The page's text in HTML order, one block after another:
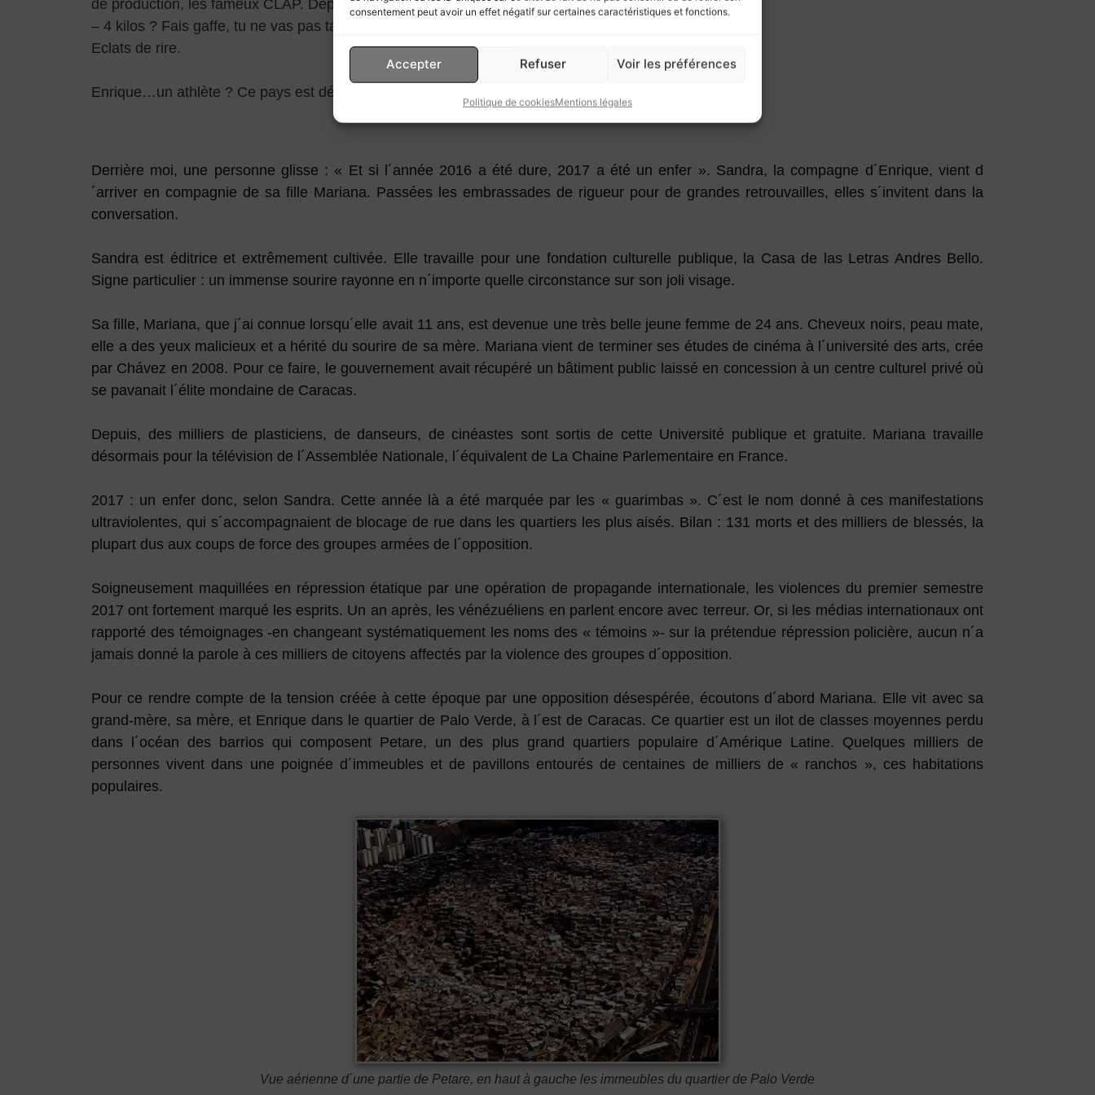
consentement peut avoir un effet négatif sur certaines caractéristiques et fonctions.
Accepter Refuser Voir les préférences
Politique de cookiesMentions légales
de production, les fameux CLAP. Depuis, j´ai repris quatre kilos.
– 4 kilos ? Fais gaffe, tu ne vas pas tarder à me rattraper.
Eclats de rire.
Enrique…un athlète ? Ce pays est décidemment la cour des miracles.
Derrière moi, une personne glisse : « Et si l´année 2016 a été dure, 2017 a été un enfer ». Sandra, la compagne d´Enrique, vient d
´arriver en compagnie de sa fille Mariana. Passées les embrassades de rigueur pour de grandes retrouvailles, elles s´invitent dans la
conversation.
Sandra est éditrice et extrêmement cultivée. Elle travaille pour une fondation culturelle publique, la Casa de las Letras Andres Bello.
Signe particulier : un immense sourire rayonne en n´importe quelle circonstance sur son joli visage.
Sa fille, Mariana, que j´ai connue lorsqu´elle avait 11 ans, est devenue une très belle jeune femme de 24 ans. Cheveux noirs, peau mate,
elle a des yeux malicieux et a hérité du sourire de sa mère. Mariana vient de terminer ses études de cinéma à l´université des arts, crée
par Chávez en 2008. Pour ce faire, le gouvernement avait récupéré un bâtiment public laissé en concession à un centre culturel privé où
se pavanait l´élite mondaine de Caracas.
Depuis, des milliers de plasticiens, de danseurs, de cinéastes sont sortis de cette Université publique et gratuite. Mariana travaille
désormais pour la télévision de l´Assemblée Nationale, l´équivalent de La Chaine Parlementaire en France.
2017 : un enfer donc, selon Sandra. Cette année là a été marquée par les « guarimbas ». C´est le nom donné à ces manifestations
ultraviolentes, qui s´accompagnaient de blocage de rue dans les quartiers les plus aisés. Bilan : 131 morts et des milliers de blessés, la
plupart dus aux coups de force des groupes armées de l´opposition.
Soigneusement maquillées en répression étatique par une opération de propagande internationale, les violences du premier semestre
2017 ont fortement marqué les esprits. Un an après, les vénézuéliens en parlent encore avec terreur. Or, si les médias internationaux ont
rapporté des témoignages -en changeant systématiquement les noms des « témoins »- sur la prétendue répression policière, aucun n´a
jamais donné la parole à ces milliers de citoyens affectés par la violence des groupes d´opposition.
Pour ce rendre compte de la tension créée à cette époque par une opposition désespérée, écoutons d´abord Mariana. Elle vit avec sa
grand-mère, sa mère, et Enrique dans le quartier de Palo Verde, à l´est de Caracas. Ce quartier est un ilot de classes moyennes perdu
dans l´océan des barrios qui composent Petare, un des plus grand quartiers populaire d´Amérique Latine. Quelques milliers de
personnes vivent dans une poignée d´immeubles et de pavillons entourés de centaines de milliers de « ranchos », ces habitations
populaires.
Vue aérienne d´une partie de Petare, en haut à gauche les immeubles du quartier de Palo Verde